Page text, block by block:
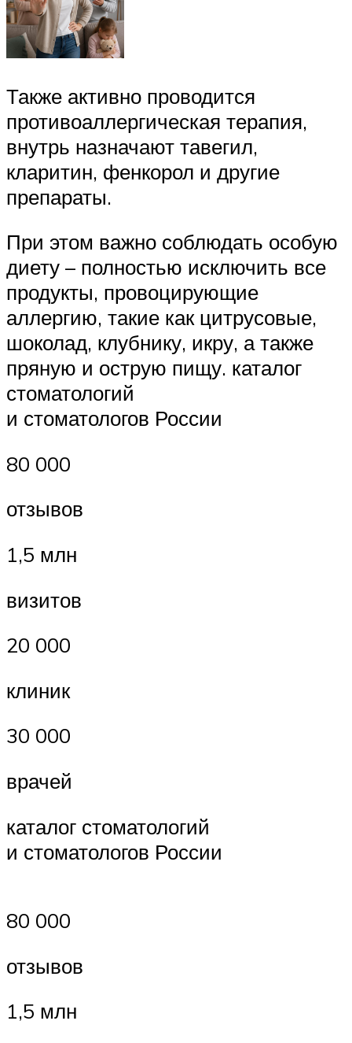
Также активно проводится
противоаллергическая терапия,
внутрь назначают тавегил,
кларитин, фенкорол и другие
препараты.
При этом важно соблюдать особую
диету – полностью исключить все
продукты, провоцирующие
аллергию, такие как цитрусовые,
шоколад, клубнику, икру, а также
пряную и острую пищу. каталог
стоматологий
и стоматологов России
80 000
отзывов
1,5 млн
визитов
20 000
клиник
30 000
врачей
каталог стоматологий
и стоматологов России
80 000
отзывов
1,5 млн